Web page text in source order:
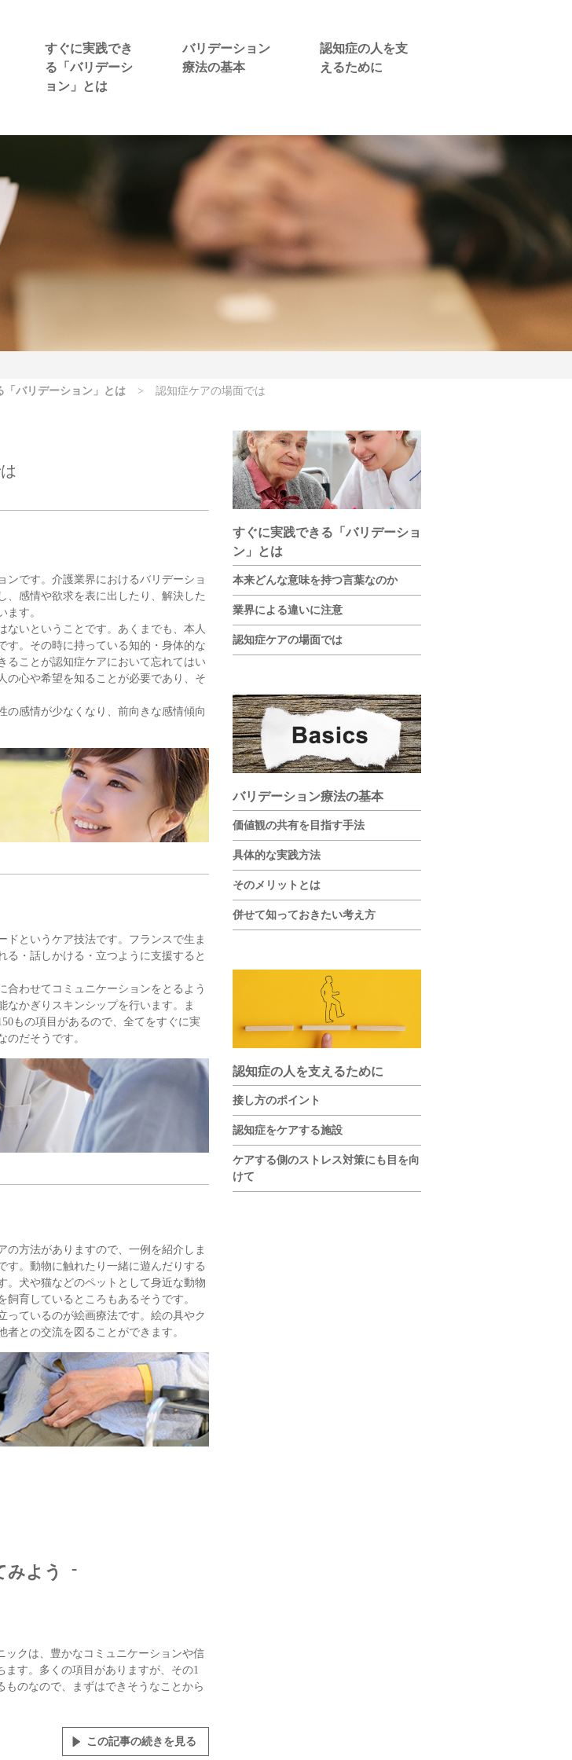
すぐに実践でき
る「バリデーシ
ョン」とは
バリデーション
療法の基本
認知症の人を支
えるために
「バリデーション」とは > 認知症ケアの場面では
です。介護業界におけるバリデーショ
、感情や欲求を表に出したり、解決した
ます。
ないということです。あくまでも、本人
す。その時に持っている知的・身体的な
ることが認知症ケアにおいて忘れてはい
の心や希望を知ることが必要であり、そ
の感情が少なくなり、前向きな感情傾向
というケア技法です。フランスで生ま
・話しかける・立つように支援すると
わせてコミュニケーションをとるよう
なかぎりスキンシップを行います。ま
もの項目があるので、全てをすぐに実
だそうです。
方法がありますので、一例を紹介しま
す。動物に触れたり一緒に遊んだりする
。犬や猫などのペットとして身近な動物
育しているところもあるそうです。
っているのが絵画療法です。絵の具やク
との交流を図ることができます。
みよう
ックは、豊かなコミュニケーションや信
ます。多くの項目がありますが、その1
ものなので、まずはできそうなことから
この記事の続きを見る
すぐに実践できる「バリデーショ
ン」とは
本来どんな意味を持つ言葉なのか
業界による違いに注意
認知症ケアの場面では
バリデーション療法の基本
価値観の共有を目指す手法
具体的な実践方法
そのメリットとは
併せて知っておきたい考え方
認知症の人を支えるために
接し方のポイント
認知症をケアする施設
ケアする側のストレス対策にも目を向
けて